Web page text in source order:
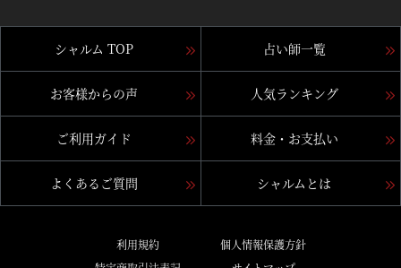
シャルム TOP 占い師一覧
お客様からの声 人気ランキング
ご利用ガイド 料金・お支払い
よくあるご質問 シャルムとは
利用規約
個人情報保護方針